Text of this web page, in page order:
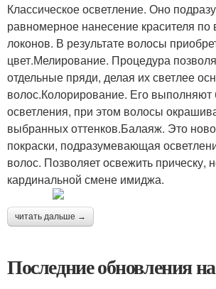
Классическое осветление. Оно
равномерное нанесение красителя по
локонов. В результате волосы
цвет.Мелирование. Процедура
отдельные пряди, делая их светлее
волос.Колорирование. Его выполняют
осветления, при этом волосы
выбранных оттенков.Балаяж. Это
покраски, подразумевающая
волос. Позволяет освежить прическу,
кардинальной смене имиджа.
читать дальше →
Последние обновления